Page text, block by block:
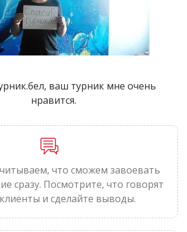
что сможем завоевать
сразу. Посмотрите, что говорят
и сделайте выводы.
ваш турник мне очень
нравится.